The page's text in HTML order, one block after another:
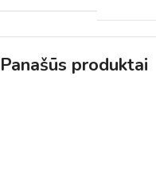
Panašūs produktai